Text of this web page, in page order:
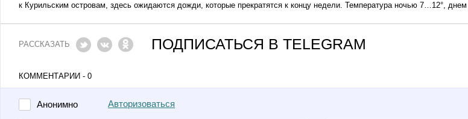
к Курильским островам, здесь ожидаются дожди, которые прекратятся к концу недели. Температура ночью 7…12°,
РАССКАЗАТЬ ПОДПИСАТЬСЯ В TELEGRAM
КОММЕНТАРИИ - 0
Анонимно Авторизоваться